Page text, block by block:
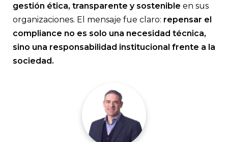
gestión ética, transparente y sostenible en sus
organizaciones. El mensaje fue claro: repensar el
compliance no es solo una necesidad técnica,
sino una responsabilidad institucional frente a la
sociedad.